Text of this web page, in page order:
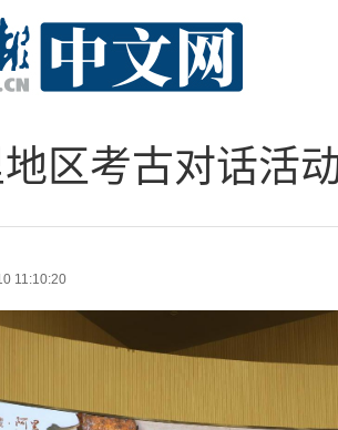
地区考古对话活
11:10:20